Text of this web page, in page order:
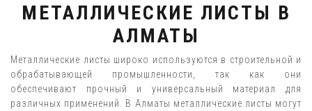
МЕТАЛЛИЧЕСКИЕ ЛИСТЫ В
АЛМАТЫ
Металлические листы широко используются в строительной и
обрабатывающей промышленности, так как они
обеспечивают прочный и универсальный материал для
различных применений. В Алматы металлические листы могут